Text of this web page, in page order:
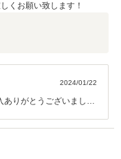
、宜しくお願い致します！
2024/01/22
ありがとうございまし
で、何か気になる所
対応させて頂きます。
てる様、頑張りますの